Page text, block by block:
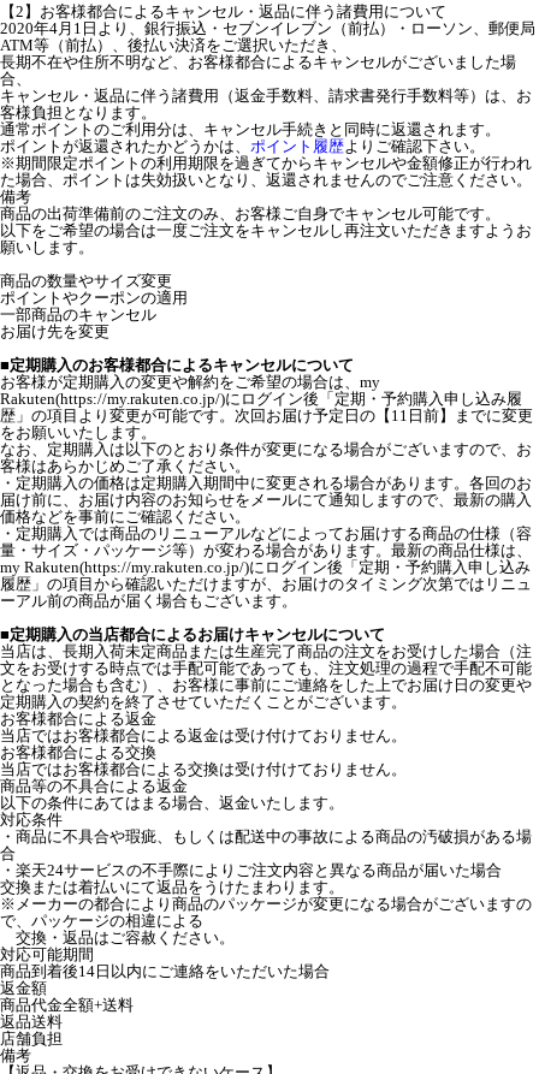
【2】お客様都合によるキャンセル・返品に伴う諸費用について
2020年4月1日より、銀行振込・セブンイレブン（前払）・ローソン、郵便局
ATM等（前払）、後払い決済をご選択いただき、
長期不在や住所不明など、お客様都合によるキャンセルがございました場
合、
キャンセル・返品に伴う諸費用（返金手数料、請求書発行手数料等）は、お
客様負担となります。
通常ポイントのご利用分は、キャンセル手続きと同時に返還されます。
ポイントが返還されたかどうかは、 ポイント履歴よりご確認下さい。
※期間限定ポイントの利用期限を過ぎてからキャンセルや金額修正が行われ
た場合、ポイントは失効扱いとなり、返還されませんのでご注意ください。
備考
商品の出荷準備前のご注文のみ、お客様ご自身でキャンセル可能です。
以下をご希望の場合は一度ご注文をキャンセルし再注文いただきますようお
願いします。
商品の数量やサイズ変更
ポイントやクーポンの適用
一部商品のキャンセル
お届け先を変更
■定期購入のお客様都合によるキャンセルについて
お客様が定期購入の変更や解約をご希望の場合は、my
Rakuten(https://my.rakuten.co.jp/)にログイン後「定期・予約購入申し込み履
歴」の項目より変更が可能です。次回お届け予定日の【11日前】までに変更
をお願いいたします。
なお、定期購入は以下のとおり条件が変更になる場合がございますので、お
客様はあらかじめご了承ください。
・定期購入の価格は定期購入期間中に変更される場合があります。各回のお
届け前に、お届け内容のお知らせをメールにて通知しますので、最新の購入
価格などを事前にご確認ください。
・定期購入では商品のリニューアルなどによってお届けする商品の仕様（容
量・サイズ・パッケージ等）が変わる場合があります。最新の商品仕様は、
my Rakuten(https://my.rakuten.co.jp/)にログイン後「定期・予約購入申し込み
履歴」の項目から確認いただけますが、お届けのタイミング次第ではリニュ
ーアル前の商品が届く場合もございます。
■定期購入の当店都合によるお届けキャンセルについて
当店は、長期入荷未定商品または生産完了商品の注文をお受けした場合（注
文をお受けする時点では手配可能であっても、注文処理の過程で手配不可能
となった場合も含む）、お客様に事前にご連絡をした上でお届け日の変更や
定期購入の契約を終了させていただくことがございます。
お客様都合による返金
当店ではお客様都合による返金は受け付けておりません。
お客様都合による交換
当店ではお客様都合による交換は受け付けておりません。
商品等の不具合による返金
以下の条件にあてはまる場合、返金いたします。
対応条件
・商品に不具合や瑕疵、もしくは配送中の事故による商品の汚破損がある場
合
・楽天24サービスの不手際によりご注文内容と異なる商品が届いた場合
交換または着払いにて返品をうけたまわります。
※メーカーの都合により商品のパッケージが変更になる場合がございますの
で、パッケージの相違による
交換・返品はご容赦ください。
対応可能期間
商品到着後14日以内にご連絡をいただいた場合
返金額
商品代金全額+送料
返品送料
店舗負担
備考